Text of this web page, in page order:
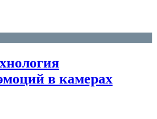
в камерах